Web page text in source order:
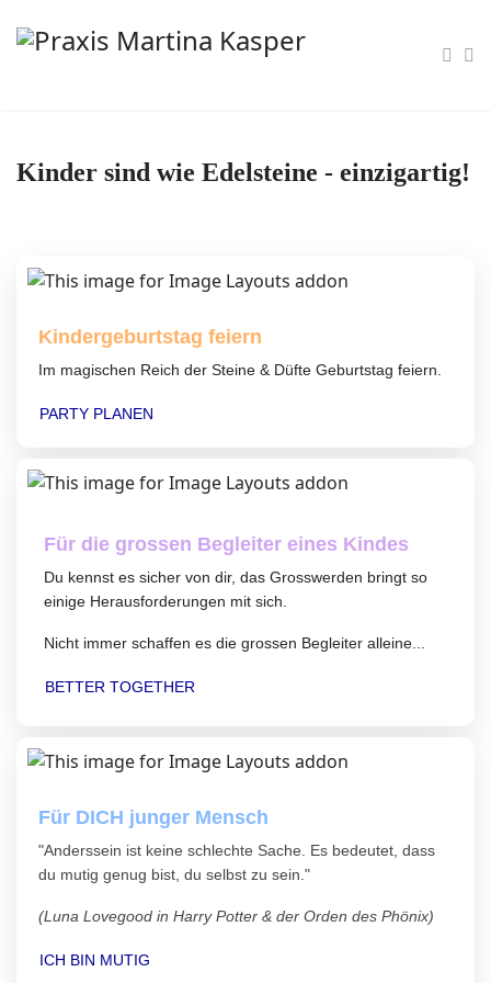
Kinder sind wie Edelsteine - einzigartig!
Kindergeburtstag feiern
Im magischen Reich der Steine & Düfte Geburtstag feiern.
PARTY PLANEN
Für die grossen Begleiter eines Kindes
Du kennst es sicher von dir, das Grosswerden bringt so
einige Herausforderungen mit sich.
Nicht immer schaffen es die grossen Begleiter alleine...
BETTER TOGETHER
Für DICH junger Mensch
"Anderssein ist keine schlechte Sache. Es bedeutet, dass
du mutig genug bist, du selbst zu sein."
(Luna Lovegood in Harry Potter & der Orden des Phönix)
ICH BIN MUTIG